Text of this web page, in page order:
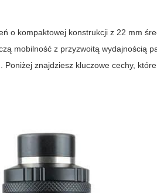
o kompaktowej konstrukcji z 22 mm
mobilność z przyzwoitą wydajnością
znajdziesz kluczowe cechy,